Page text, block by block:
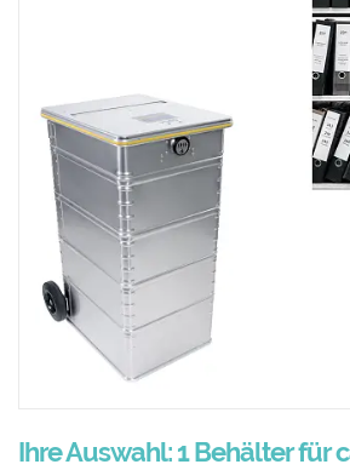
Ihre Auswahl: 1 Behälter für